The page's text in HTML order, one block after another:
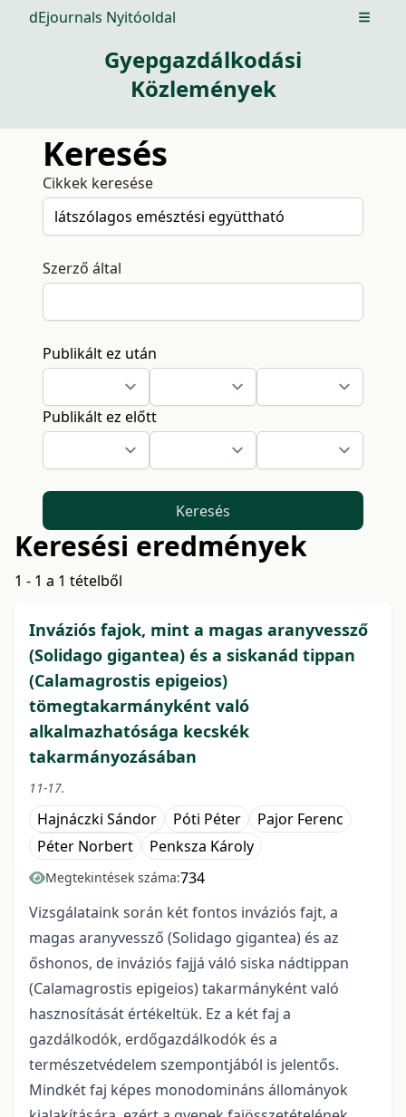
dEjournals Nyitóoldal Open
Gyepgazdálkodási
Közlemények
Keresés
Cikkek keresése
Szerző által
Publikált ez után
Publikált ez előtt
Keresés
Keresési eredmények
1 - 1 a 1 tételből
Inváziós fajok, mint a magas aranyvessző
(Solidago gigantea) és a siskanád tippan
(Calamagrostis epigeios)
tömegtakarmányként való
alkalmazhatósága kecskék
takarmányozásában
11-17.
Hajnáczki Sándor Póti Péter
Pajor Ferenc
Péter Norbert
Penksza Károly
Megtekintések száma:734
Vizsgálataink során két fontos inváziós fajt, a
magas aranyvessző (Solidago gigantea) és az
őshonos, de inváziós fajjá váló siska nádtippan
(Calamagrostis epigeios) takarmányként való
hasznosítását értékeltük. Ez a két faj a
gazdálkodók, erdőgazdálkodók és a
természetvédelem szempontjából is jelentős.
Mindkét faj képes monodomináns állományok